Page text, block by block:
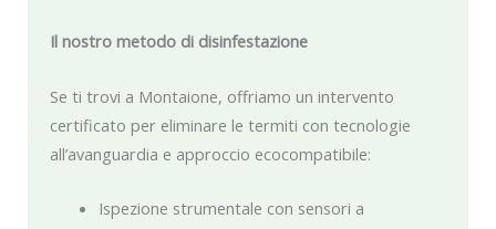
Il nostro metodo di disinfestazione
Se ti trovi a Montaione, offriamo un intervento
certificato per eliminare le termiti con tecnologie
all’avanguardia e approccio ecocompatibile:
Ispezione strumentale con sensori a